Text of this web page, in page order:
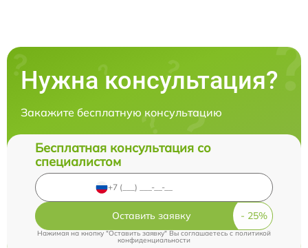
Нужна консультация?
Закажите бесплатную консультацию
Бесплатная консультация со
специалистом
Оставить заявку
Нажимая на кнопку "Оставить заявку" Вы соглашаетесь cполитикой
конфиденциальности